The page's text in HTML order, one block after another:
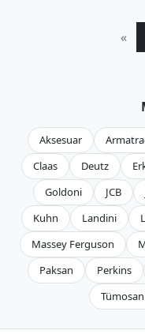
«
Aksesuar
Claas
Deutz
Goldoni
JCB
Kuhn
Landini
Massey Ferguson
Paksan
Perkins
Tümosan